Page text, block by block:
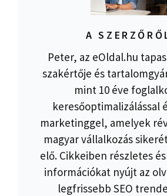
A
Peter, az eOldal.hu
szakértője és
mint 10 éve
keresőoptimalizálással
marketinggel, amelyek
magyar vállalkozás
elő. Cikkeiben részletes
információkat nyújt az
legfrissebb SEO